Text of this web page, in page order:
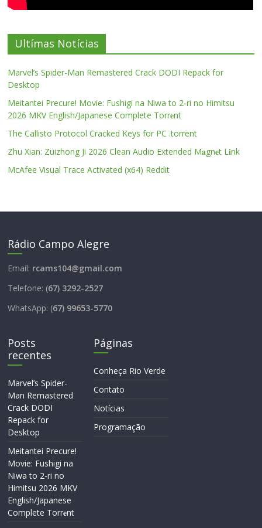
Ultímas Notícias
Marvel’s Spider-Man Remastered Crack DODI Repack for
Desktop
Meitantei Precure! Movie: Fushigi na Niwa to 2-ri no Himitsu
2026 MKV English/Japanese Complete Torr𝐞nt
The Callisto Protocol Cracked Keys for PC .torrent
Zhu Xian: Zuizhong Ji 2026 Clean Audio Extended M𝐚gn𝐞t L𝐢nk
McAfee Visual Trace Activated (x64) Reddit
Rádio Campo Alegre
Email: rcams104@gmail.com
Telefone: (67) 3292-2527
WhatsApp: (67) 99653-5770
Posts
recentes
Marvel’s Spider-
Man Remastered
Crack DODI
Repack for
Desktop
Meitantei Precure!
Movie: Fushigi na
Niwa to 2-ri no
Himitsu 2026 MKV
English/Japanese
Complete Torr𝐞nt
Páginas
Conheça Rio Verde
Contato
Notícias
Programação